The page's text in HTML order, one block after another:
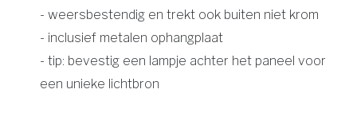
- weersbestendig en trekt ook buiten niet krom
- inclusief metalen ophangplaat
- tip: bevestig een lampje achter het paneel voor
een unieke lichtbron